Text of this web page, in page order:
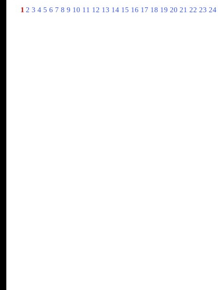
1 2 3 4 5 6 7 8 9 10 11 12 13 14 15 16 17 18 19 20 21 22 23 24